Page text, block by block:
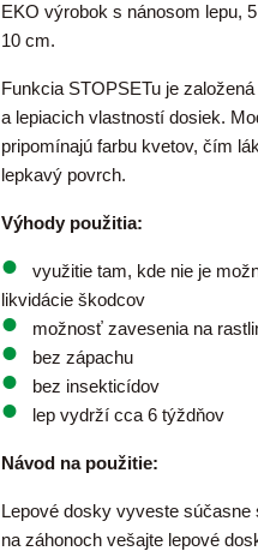
EKO výrobok s nánosom lepu,
10 cm.
Funkcia STOPSETu je
a lepiacich vlastností dosiek.
pripomínajú farbu kvetov, čím
lepkavý povrch.
Výhody použitia:
využitie tam, kde nie je
likvidácie škodcov
možnosť zavesenia na
bez zápachu
bez insekticídov
lep vydrží cca 6 týždňov
Návod na použitie:
Lepové dosky vyveste súčasne
na záhonoch vešajte lepové